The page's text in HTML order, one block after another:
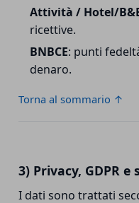
Attività / Hotel/
ricettive.
BNBCE: punti
denaro.
Torna al sommario ↑
3) Privacy, GDPR e
I dati sono trattati